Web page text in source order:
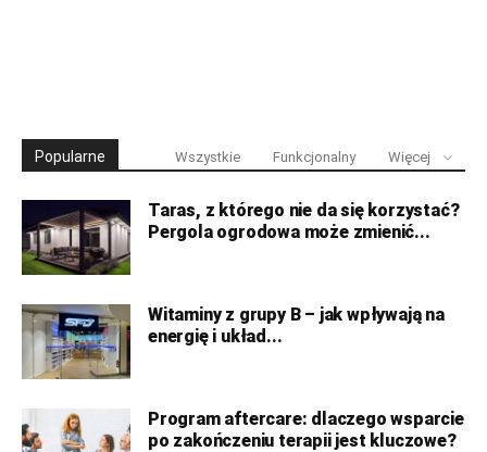
Popularne Wszystkie Funkcjonalny Więcej
Taras, z którego nie da się korzystać?
Pergola ogrodowa może zmienić...
Witaminy z grupy B – jak wpływają na
energię i układ...
Program aftercare: dlaczego wsparcie
po zakończeniu terapii jest kluczowe?